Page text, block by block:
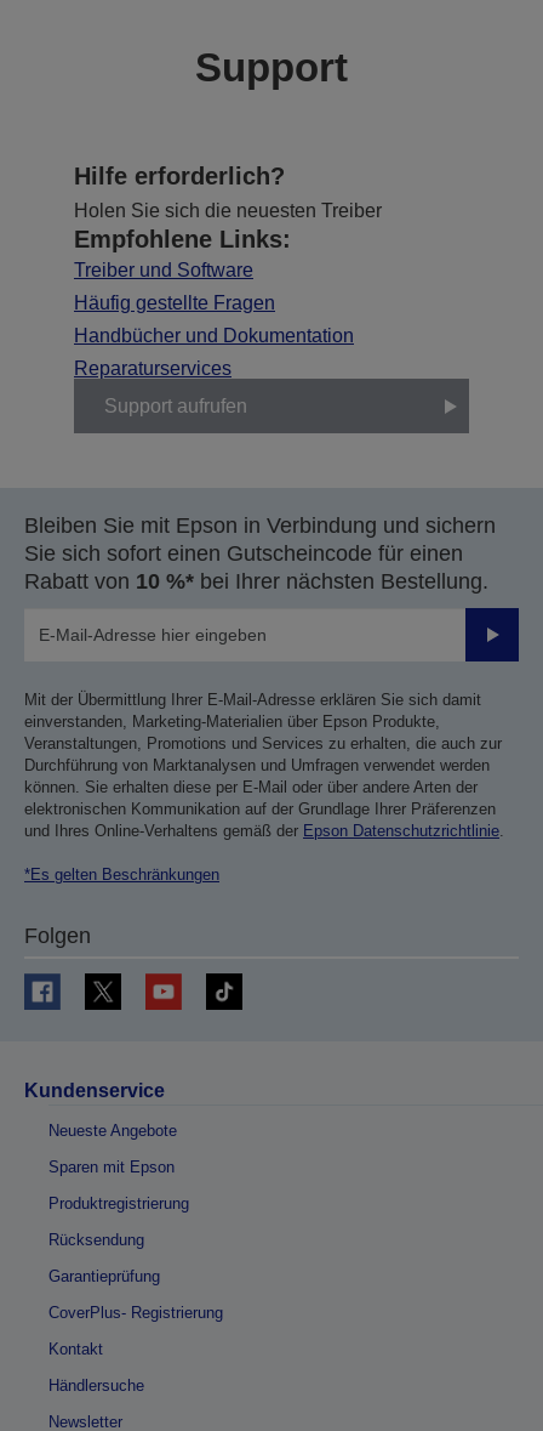
Support
Hilfe erforderlich?
Holen Sie sich die neuesten Treiber
Empfohlene Links:
Treiber und Software
Häufig gestellte Fragen
Handbücher und Dokumentation
Reparaturservices
Support aufrufen
Bleiben Sie mit Epson in Verbindung und sichern
Sie sich sofort einen Gutscheincode für einen
Rabatt von 10 %* bei Ihrer nächsten Bestellung.
Mit der Übermittlung Ihrer E-Mail-Adresse erklären Sie sich damit
einverstanden, Marketing-Materialien über Epson Produkte,
Veranstaltungen, Promotions und Services zu erhalten, die auch zur
Durchführung von Marktanalysen und Umfragen verwendet werden
können. Sie erhalten diese per E-Mail oder über andere Arten der
elektronischen Kommunikation auf der Grundlage Ihrer Präferenzen
und Ihres Online-Verhaltens gemäß der Epson Datenschutzrichtlinie.
*Es gelten Beschränkungen
Folgen
Kundenservice
Neueste Angebote
Sparen mit Epson
Produktregistrierung
Rücksendung
Garantieprüfung
CoverPlus- Registrierung
Kontakt
Händlersuche
Newsletter